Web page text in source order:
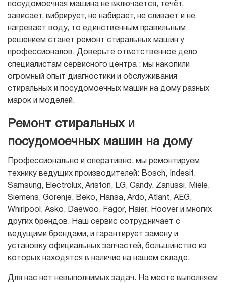
посудомоечная машина не включается, течёт,
зависает, вибрирует, не набирает, не сливает и не
нагревает воду, то единственным правильным
решением станет ремонт стиральных машин у
профессионалов. Доверьте ответственное дело
специалистам сервисного центра : мы накопили
огромный опыт диагностики и обслуживания
стиральных и посудомоечных машин на дому разных
марок и моделей.
Ремонт стиральных и
посудомоечных машин на дому
Профессионально и оперативно, мы ремонтируем
технику ведущих производителей: Bosch, Indesit,
Samsung, Electrolux, Ariston, LG, Candy, Zanussi, Miele,
Siemens, Gorenje, Beko, Hansa, Ardo, Atlant, AEG,
Whirlpool, Asko, Daewoo, Fagor, Haier, Hoover и многих
других брендов. Наш сервис сотрудничает с
ведущими брендами, и гарантирует замену и
установку официальных запчастей, большинство из
которых находятся в наличие на нашем складе.
Для нас нет невыполнимых задач. На месте выполняем